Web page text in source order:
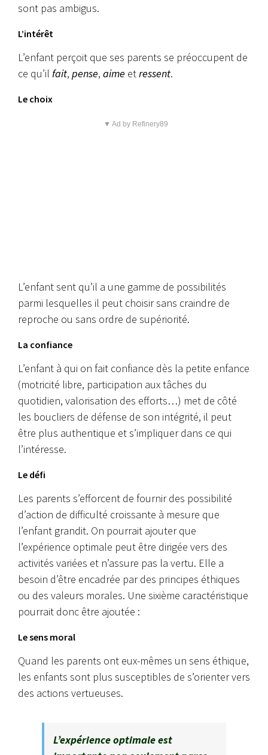
sont pas ambigus.
L’intérêt
L’enfant perçoit que ses parents se préoccupent de
ce qu’il fait, pense, aime etressent.
Le choix
▼ Ad by Refinery89
L’enfant sent qu’il a une gamme de possibilités
parmi lesquelles il peut choisir sans craindre de
reproche ou sans ordre de supériorité.
La confiance
L’enfant à qui on fait confiance dès la petite enfance
(motricité libre, participation aux tâches du
quotidien, valorisation des efforts…) met de côté
les boucliers de défense de son intégrité, il peut
être plus authentique et s’impliquer dans ce qui
l’intéresse.
Le défi
Les parents s’efforcent de fournir des possibilité
d’action de difficulté croissante à mesure que
l’enfant grandit. On pourrait ajouter que
l’expérience optimale peut être dirigée vers des
activités variées et n’assure pas la vertu. Elle a
besoin d’être encadrée par des principes éthiques
ou des valeurs morales. Une sixième caractéristique
pourrait donc être ajoutée :
Le sens moral
Quand les parents ont eux-mêmes un sens éthique,
les enfants sont plus susceptibles de s’orienter vers
des actions vertueuses.
L’expérience optimale est